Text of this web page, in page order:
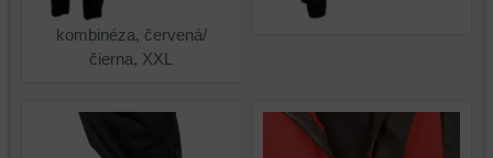
kombinéza, červená/
čierna, XXL